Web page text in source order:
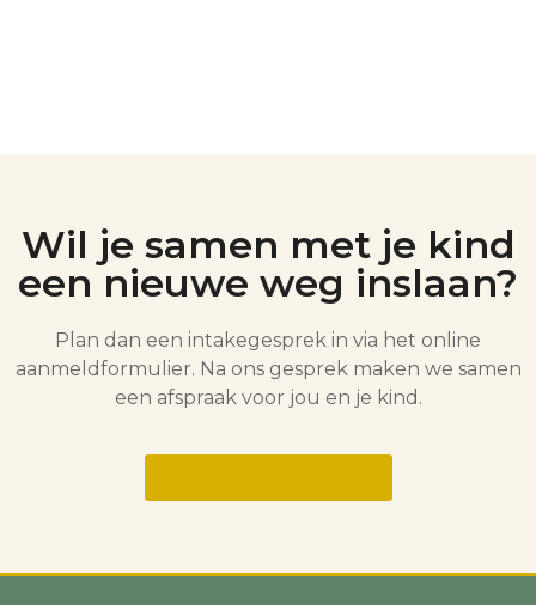
Wil je samen met je kind
een nieuwe weg inslaan?
Plan dan een intakegesprek in via het online
aanmeldformulier. Na ons gesprek maken we samen
een afspraak voor jou en je kind.